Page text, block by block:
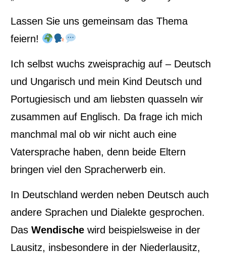
Lassen Sie uns gemeinsam das Thema
feiern!
Ich selbst wuchs zweisprachig auf – Deutsch
und Ungarisch und mein Kind Deutsch und
Portugiesisch und am liebsten quasseln wir
zusammen auf Englisch. Da frage ich mich
manchmal mal ob wir nicht auch eine
Vatersprache haben, denn beide Eltern
bringen viel den Spracherwerb ein.
In Deutschland werden neben Deutsch auch
andere Sprachen und Dialekte gesprochen.
Das Wendische wird beispielsweise in der
Lausitz, insbesondere in der Niederlausitz,